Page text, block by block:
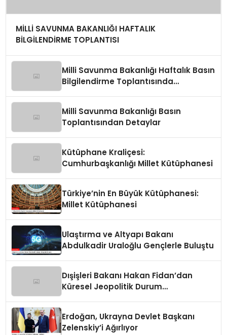
MİLLİ SAVUNMA BAKANLIĞI HAFTALIK
BİLGİLENDİRME TOPLANTISI
Milli Savunma Bakanlığı Haftalık Basın
Bilgilendirme Toplantısında
Milli Savunma Bakanlığı Basın
Toplantısından Detaylar
Kütüphane Kraliçesi:
Cumhurbaşkanlığı Millet Kütüphanesi
Türkiye’nin En Büyük Kütüphanesi:
Millet Kütüphanesi
Ulaştırma ve Altyapı Bakanı
Abdulkadir Uraloğlu Gençlerle Buluştu
Dışişleri Bakanı Hakan Fidan’dan
Küresel Jeopolitik Durum
Erdoğan, Ukrayna Devlet Başkanı
Zelenskiy’i Ağırlıyor